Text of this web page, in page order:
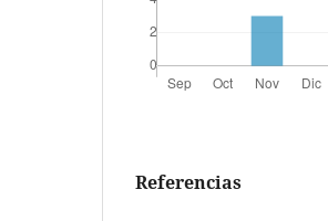
Referencias